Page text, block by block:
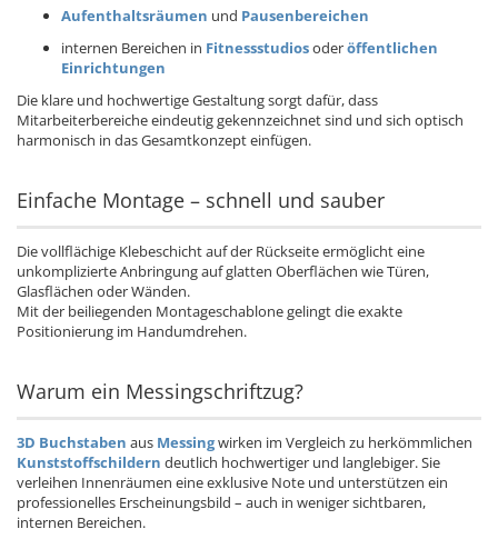
Aufenthaltsräumen und Pausenbereichen
internen Bereichen in Fitnessstudiosoderöffentlichen
Einrichtungen
Die klare und hochwertige Gestaltung sorgt dafür, dass
Mitarbeiterbereiche eindeutig gekennzeichnet sind und sich optisch
harmonisch in das Gesamtkonzept einfügen.
Einfache Montage – schnell und sauber
Die vollflächige Klebeschicht auf der Rückseite ermöglicht eine
unkomplizierte Anbringung auf glatten Oberflächen wie Türen,
Glasflächen oder Wänden.
Mit der beiliegenden Montageschablone gelingt die exakte
Positionierung im Handumdrehen.
Warum ein Messingschriftzug?
3D Buchstaben aus Messingwirken im Vergleich zu herkömmlichen
Kunststoffschildern deutlich hochwertiger und langlebiger. Sie
verleihen Innenräumen eine exklusive Note und unterstützen ein
professionelles Erscheinungsbild – auch in weniger sichtbaren,
internen Bereichen.